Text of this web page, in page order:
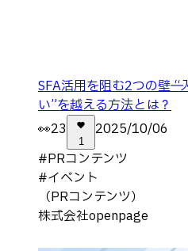
SFA活用を阻む2つの壁──
い”を越える方法とは？
👀23
1
2025/10/06
#PRコンテンツ
#イベント
（PRコンテンツ）
株式会社openpage